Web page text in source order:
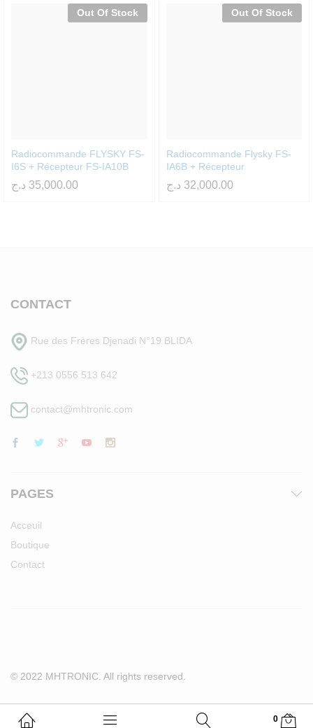
Out Of Stock
Radiocommande FLYSKY FS-
I6S + Récepteur FS-IA10B
35,000.00 د.ج
Out Of Stock
Radiocommande Flysky FS-
IA6B + Récepteur
32,000.00 د.ج
CONTACT
Rue des Frères Djenadi N°19 BLIDA
+213 0556 513 642
contact@mhtronic.com
PAGES
Acceuil
Boutique
Contact
© 2022 MHTRONIC. All rights reserved.
0